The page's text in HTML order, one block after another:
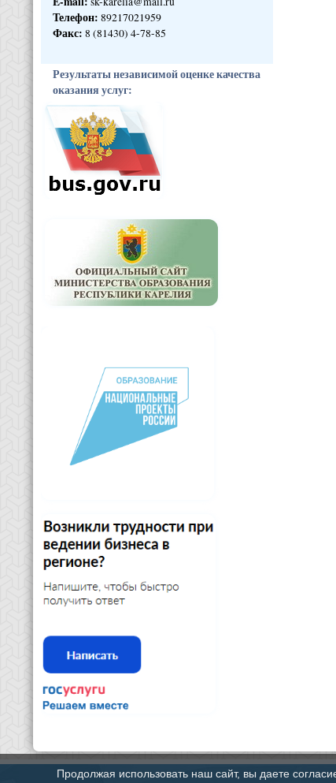
Телефон: 89217021959
Факс: 8 (81430) 4-78-85
Результаты независимой оценке качества
оказания услуг:
Продолжая использовать наш сайт, вы даете